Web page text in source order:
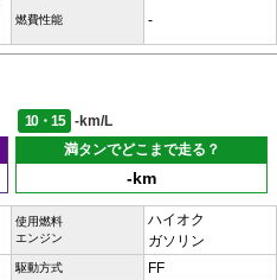
燃費性能 -
10・15
-km/L
満タンでどこまで走る？
-km
使用燃料
エンジン
ハイオク
ガソリン
駆動方式 FF